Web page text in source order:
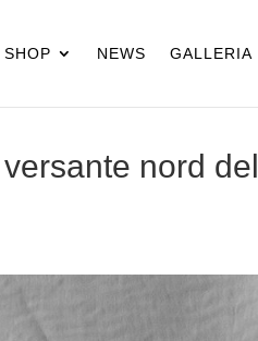
SHOP NEWS GALLERIA
nord del